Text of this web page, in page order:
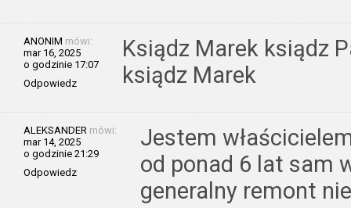
ANONIM mówi:
mar 16, 2025
o godzinie 17:07
Odpowiedz
Ksiądz Marek ksiądz
ksiądz Marek
ALEKSANDER mówi:
mar 14, 2025
o godzinie 21:29
Odpowiedz
Jestem
od ponad 6 lat sam
generalny remont